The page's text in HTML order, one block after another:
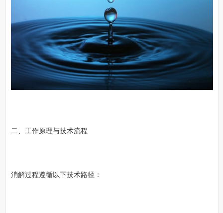
二、工作原理与技术流程
消解过程遵循以下技术路径：